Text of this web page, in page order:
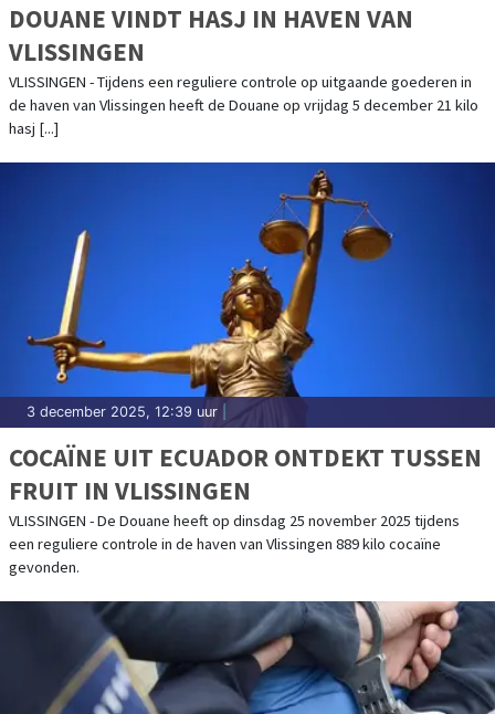
DOUANE VINDT HASJ IN HAVEN VAN
VLISSINGEN
VLISSINGEN - Tijdens een reguliere controle op uitgaande goederen in
de haven van Vlissingen heeft de Douane op vrijdag 5 december 21 kilo
hasj [...]
3 december 2025, 12:39 uur
COCAÏNE UIT ECUADOR ONTDEKT TUSSEN
FRUIT IN VLISSINGEN
VLISSINGEN - De Douane heeft op dinsdag 25 november 2025 tijdens
een reguliere controle in de haven van Vlissingen 889 kilo cocaïne
gevonden.